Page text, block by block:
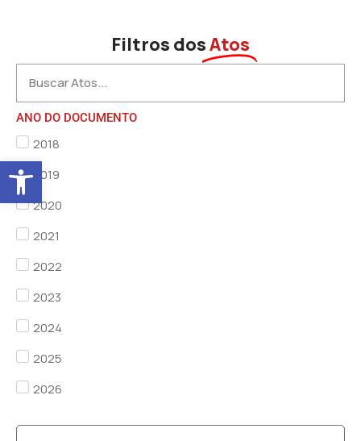
Abrir a barra de ferramentas
Filtros dosAtos
ANO DO DOCUMENTO
2018
2019
2020
2021
2022
2023
2024
2025
2026